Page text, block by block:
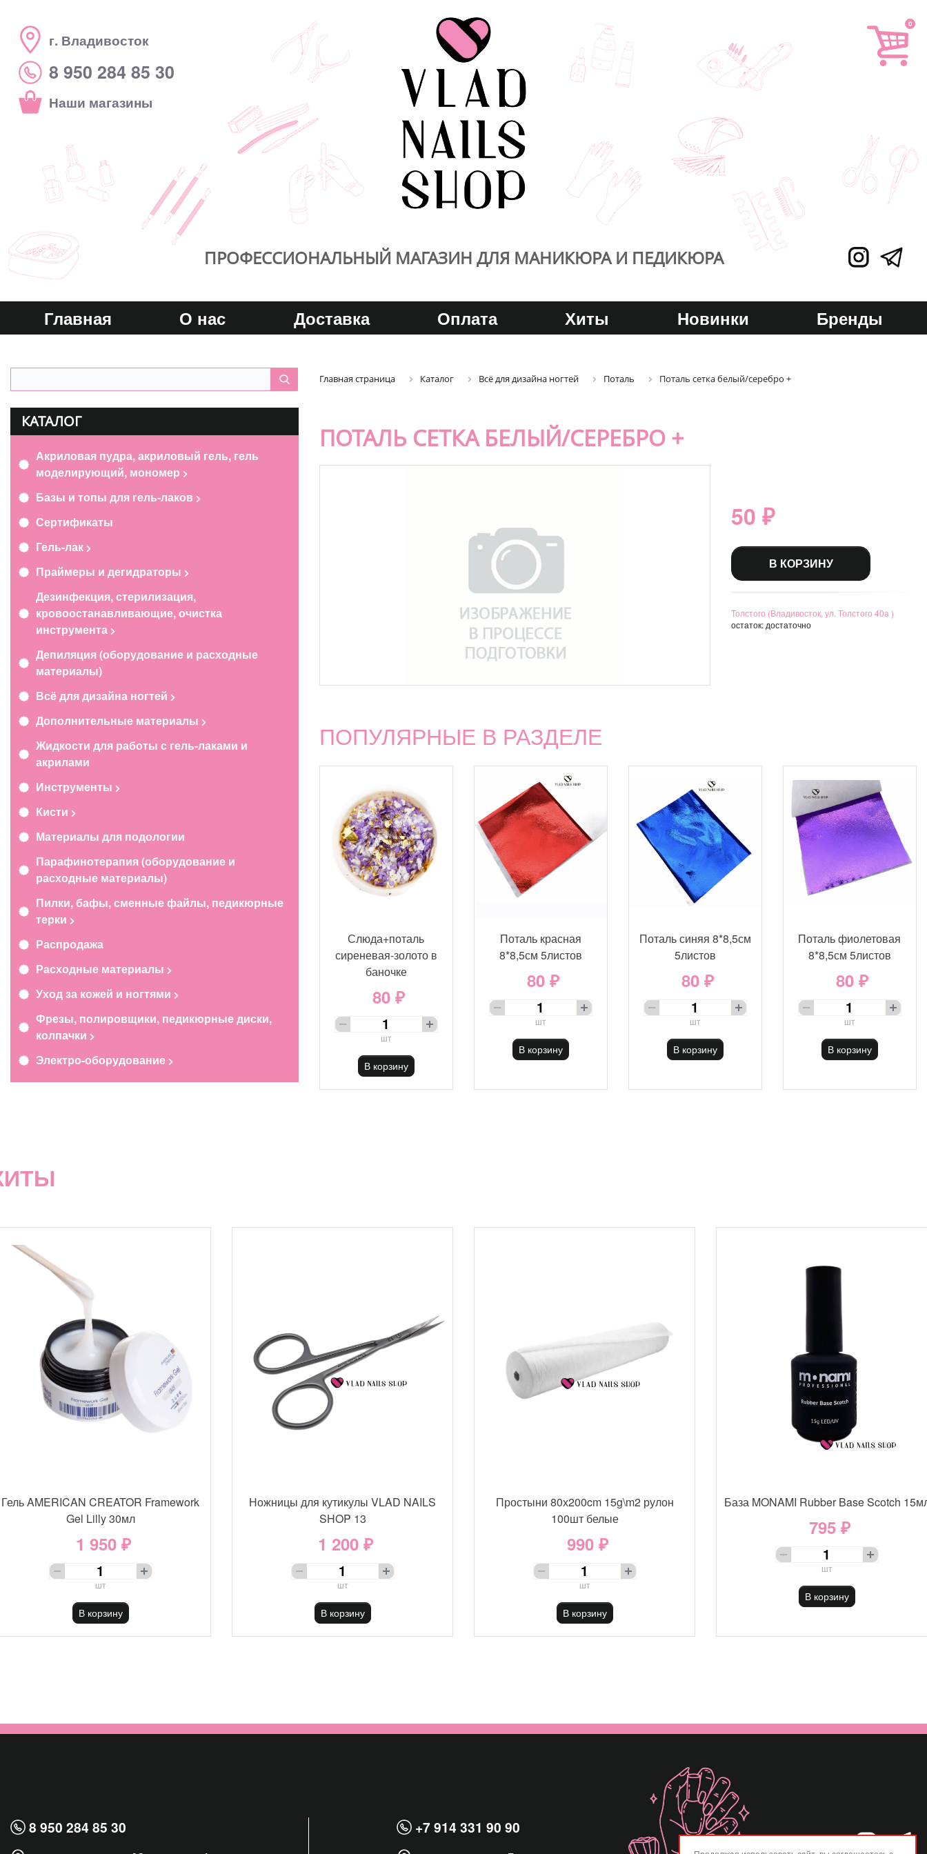
г. Владивосток
8 950 284 85 30
Наши магазины
0
ПРОФЕССИОНАЛЬНЫЙ МАГАЗИН ДЛЯ МАНИКЮРА И ПЕДИКЮРА
Главная О нас Доставка Оплата Хиты Новинки Бренды
Главная страница Каталог Всё для дизайна ногтей Поталь Поталь сетка белый/серебро +
КАТАЛОГ
Акриловая пудра, акриловый гель, гель
моделирующий, мономер
Базы и топы для гель-лаков
Сертификаты
Гель-лак
Праймеры и дегидраторы
Дезинфекция, стерилизация,
кровоостанавливающие, очистка
инструмента
Депиляция (оборудование и расходные
материалы)
Всё для дизайна ногтей
Дополнительные материалы
Жидкости для работы с гель-лаками и
акрилами
Инструменты
Кисти
Материалы для подологии
Парафинотерапия (оборудование и
расходные материалы)
Пилки, бафы, сменные файлы, педикюрные
терки
Распродажа
Расходные материалы
Уход за кожей и ногтями
Фрезы, полировщики, педикюрные диски,
колпачки
Электро-оборудование
ПОТАЛЬ СЕТКА БЕЛЫЙ/СЕРЕБРО +
50 ₽
В КОРЗИНУ
Толстого (Владивосток, ул. Толстого 40а )
остаток:достаточно
ПОПУЛЯРНЫЕ В РАЗДЕЛЕ
Слюда+поталь
сиреневая-золото в
баночке
80 ₽
шт
В корзину
Поталь красная
8*8,5см 5листов
80 ₽
шт
В корзину
Поталь синяя 8*8,5см
5листов
80 ₽
шт
В корзину
Поталь фиолетовая
8*8,5см 5листов
80 ₽
шт
В корзину
Гель AMERICAN CREATOR Framework
Gel Lilly 30мл
1 950 ₽
шт
В корзину
Ножницы для кутикулы VLAD NAILS
SHOP 13
1 200 ₽
шт
В корзину
Простыни 80х200cm 15g\m2 рулон
100шт белые
990 ₽
шт
В корзину
База MONAMI Rubber Base Scotch
795 ₽
шт
В корзину
8 950 284 85 30
+7 914 331 90 90